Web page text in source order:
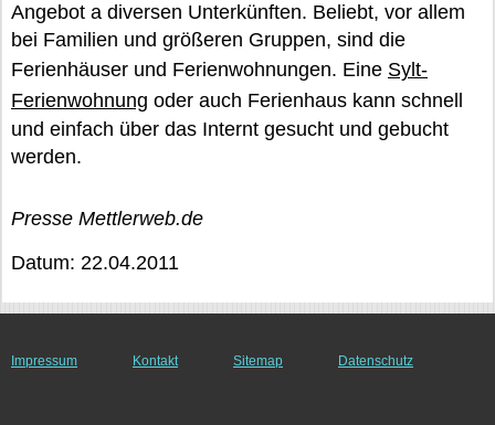
Angebot a diversen Unterkünften. Beliebt, vor allem
bei Familien und größeren Gruppen, sind die
Ferienhäuser und Ferienwohnungen. Eine Sylt-
Ferienwohnung oder auch Ferienhaus kann schnell
und einfach über das Internt gesucht und gebucht
werden.
Presse Mettlerweb.de
Datum: 22.04.2011
Impressum Kontakt Sitemap Datenschutz